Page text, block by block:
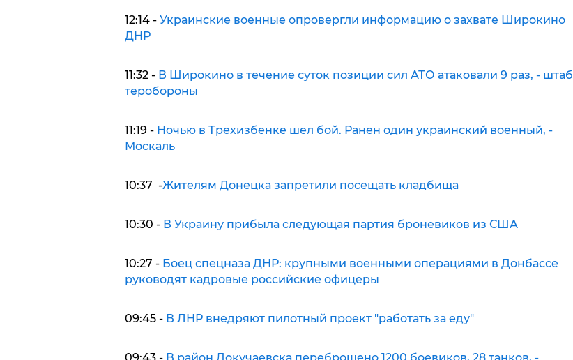
12:14 - Украинские военные опровергли информацию о захвате Широкино
ДНР
11:32 - В Широкино в течение суток позиции сил АТО атаковали 9 раз, - штаб
теробороны
11:19 - Ночью в Трехизбенке шел бой. Ранен один украинский военный, -
Москаль
10:37 -Жителям Донецка запретили посещать кладбища
10:30 - В Украину прибыла следующая партия броневиков из США
10:27 - Боец спецназа ДНР: крупными военными операциями в Донбассе
руководят кадровые российские офицеры
09:45 - В ЛНР внедряют пилотный проект "работать за еду"